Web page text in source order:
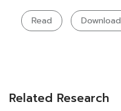
Read Download
Related Research